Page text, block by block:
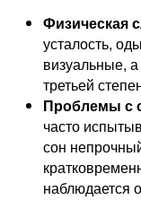
Физическая
усталость,
визуальные,
третьей
Проблемы с
часто
сон
наблюдается